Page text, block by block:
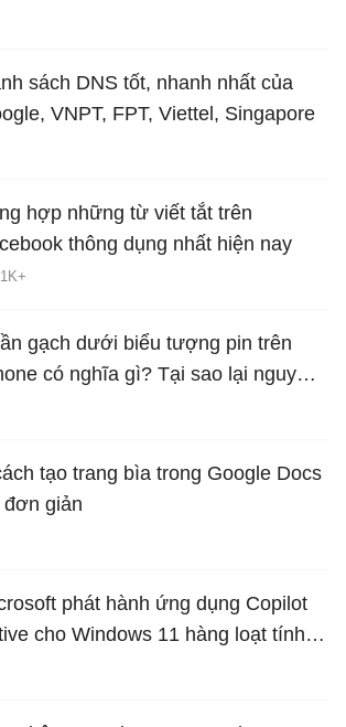
sách DNS tốt, nhanh nhất của
VNPT, FPT, Viettel, Singapore
hợp những từ viết tắt trên
thông dụng nhất hiện nay
1K+
gạch dưới biểu tượng pin trên
có nghĩa gì? Tại sao lại nguy
tạo trang bìa trong Google Docs
đơn giản
phát hành ứng dụng Copilot
cho Windows 11 hàng loạt tính